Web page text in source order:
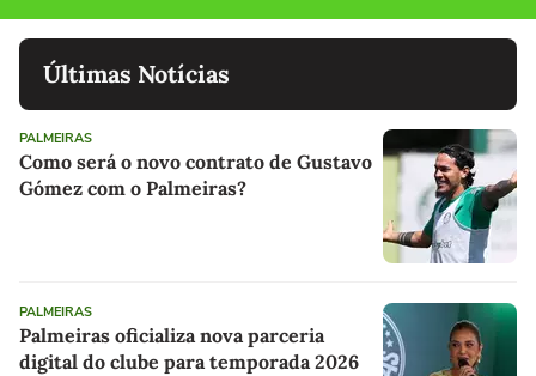
Últimas Notícias
PALMEIRAS
Como será o novo contrato de Gustavo
Gómez com o Palmeiras?
PALMEIRAS
Palmeiras oficializa nova parceria
digital do clube para temporada 2026